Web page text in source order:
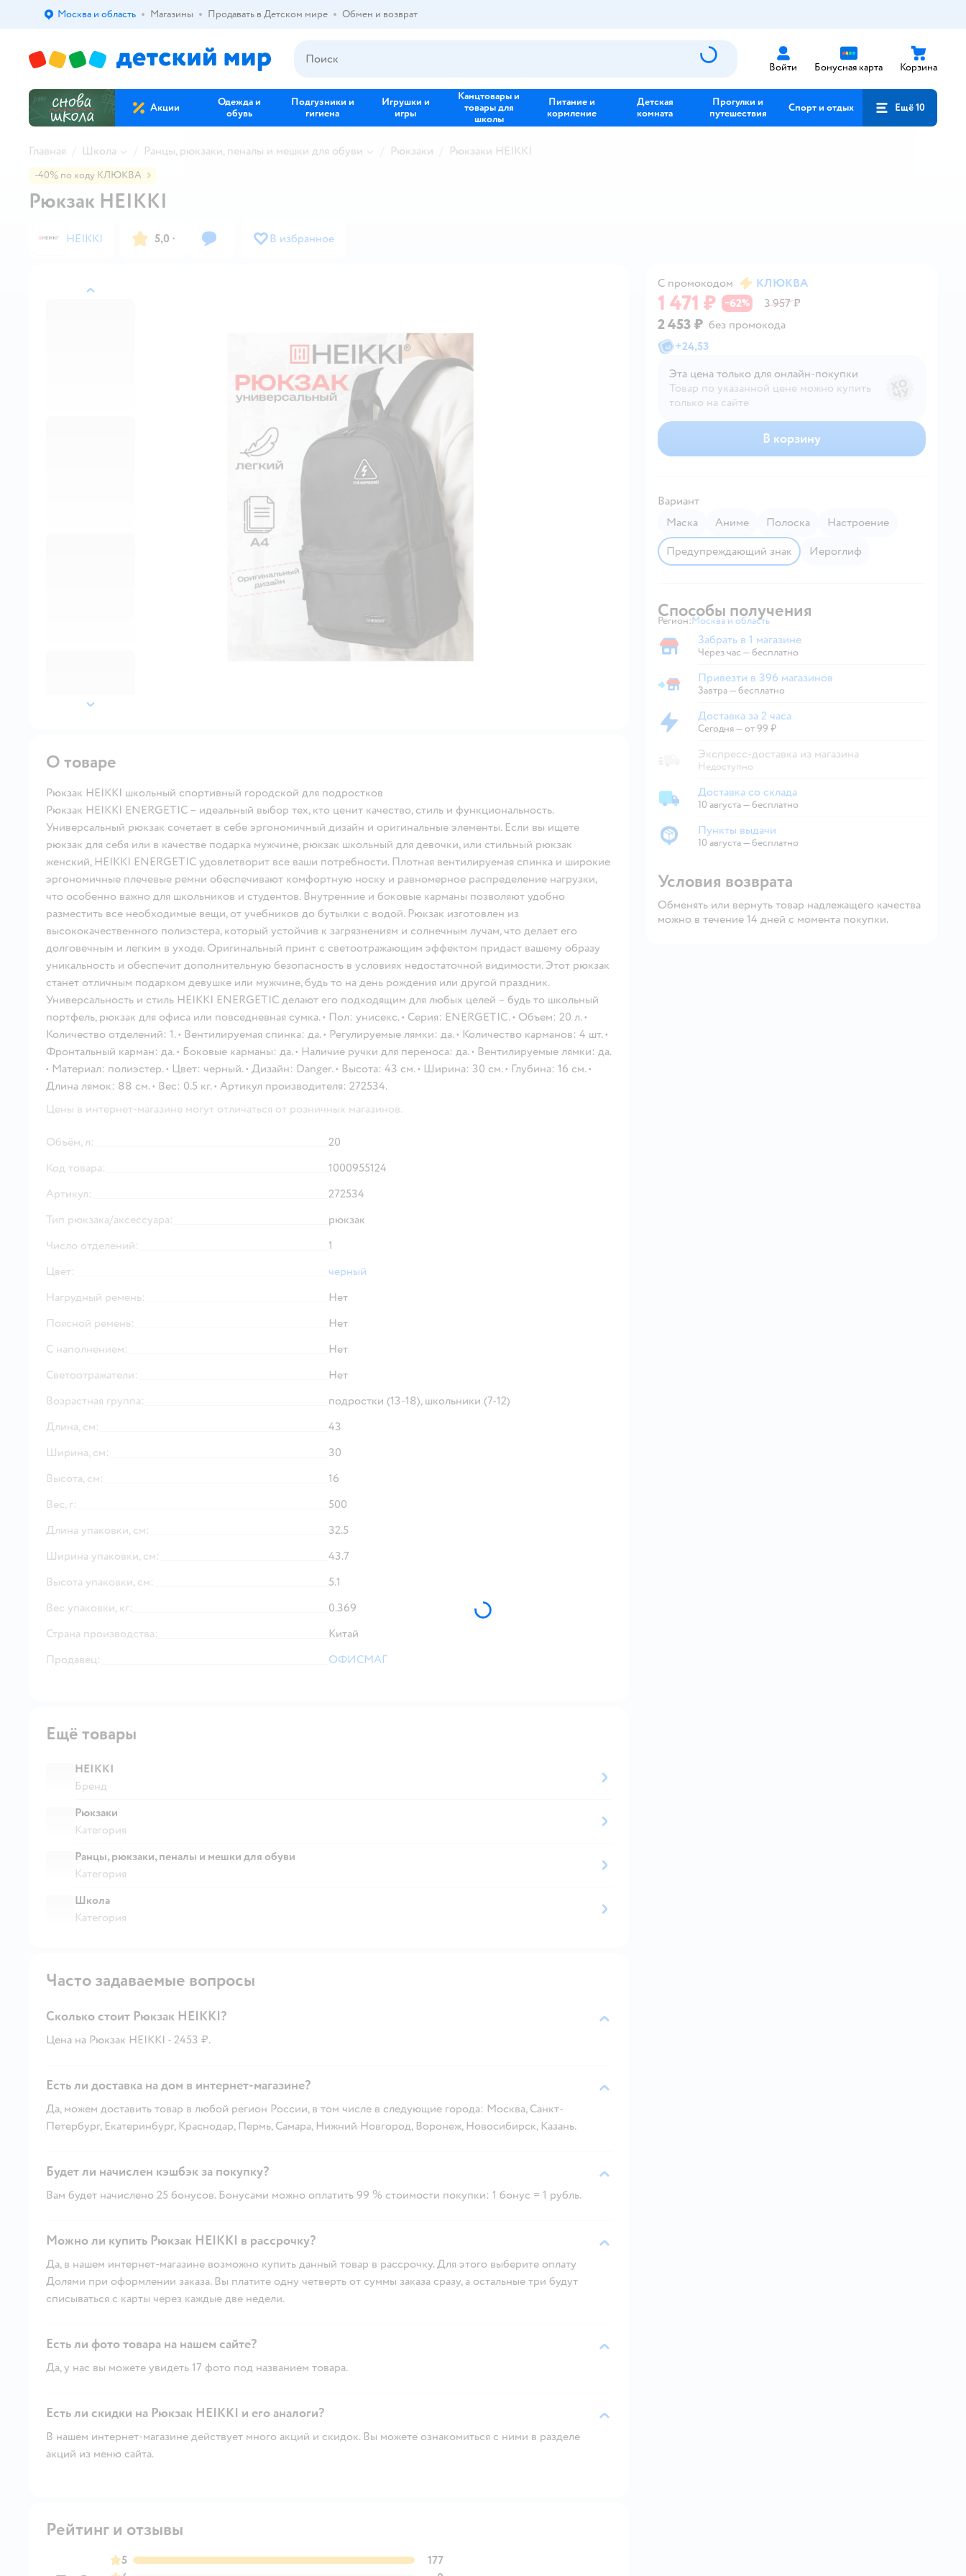
Выбор адреса доставки.
Москва и область Магазины Продавать в Детском мире Обмен и возврат
Войти Бонусная карта Корзина
Акции
Одежда и
обувь
Подгузники и
гигиена
Игрушки и
игры
Канцтовары и
товары для
школы
Питание и
кормление
Детская
комната
Прогулки и
путешествия
Спорт и отдых Ещё 10
Главная Школа Ранцы, рюкзаки, пеналы и мешки для обуви Рюкзаки Рюкзаки HEIKKI
назад
далее
-40% по коду КЛЮКВА
Рюкзак HEIKKI
HEIKKI 5,0 · В избранное
С промокодом КЛЮКВА
1 471 ₽ −62% 3 957 ₽
2 453 ₽ без промокода
+24,53
Эта цена только для онлайн‑покупки
Товар по указанной цене можно купить
только на сайте
В корзину
Вариант
Маска
Аниме Полоска
Настроение
Предупреждающий знак
Иероглиф
Способы получения
Регион: Выбор адреса доставки.
Москва и область
Забрать в магазине
Забрать в 1 магазине
Через час — бесплатно
Привезти в магазин
Привезти в 396 магазинов
Завтра—бесплатно
Доставка за 2 часа
Доставка за 2 часа
Сегодня—от 99 ₽
Экспресс-доставка из магазина
Недоступно
Доставка со склада
Доставка со склада
10 августа—бесплатно
Пункты выдачи
Пункты выдачи
10 августа—бесплатно
Условия возврата
Обменять или вернуть товар надлежащего качества
можно в течение 14 дней с момента покупки.
О товаре
Рюкзак HEIKKI школьный спортивный городской для подростков
Рюкзак HEIKKI ENERGETIC – идеальный выбор тех, кто ценит качество, стиль и функциональность.
Универсальный рюкзак сочетает в себе эргономичный дизайн и оригинальные элементы. Если вы ищете
рюкзак для себя или в качестве подарка мужчине, рюкзак школьный для девочки, или стильный рюкзак
женский, HEIKKI ENERGETIC удовлетворит все ваши потребности. Плотная вентилируемая спинка и широкие
эргономичные плечевые ремни обеспечивают комфортную носку и равномерное распределение нагрузки,
что особенно важно для школьников и студентов. Внутренние и боковые карманы позволяют удобно
разместить все необходимые вещи, от учебников до бутылки с водой. Рюкзак изготовлен из
высококачественного полиэстера, который устойчив к загрязнениям и солнечным лучам, что делает его
долговечным и легким в уходе. Оригинальный принт с светоотражающим эффектом придаст вашему образу
уникальность и обеспечит дополнительную безопасность в условиях недостаточной видимости. Этот рюкзак
станет отличным подарком девушке или мужчине, будь то на день рождения или другой праздник.
Универсальность и стиль HEIKKI ENERGETIC делают его подходящим для любых целей – будь то школьный
портфель, рюкзак для офиса или повседневная сумка. • Пол: унисекс. • Серия: ENERGETIC. • Объем: 20 л. •
Количество отделений: 1. • Вентилируемая спинка: да. • Регулируемые лямки: да. • Количество карманов: 4 шт. •
Фронтальный карман: да. • Боковые карманы: да. • Наличие ручки для переноса: да. • Вентилируемые лямки: да.
• Материал: полиэстер. • Цвет: черный. • Дизайн: Danger. • Высота: 43 см. • Ширина: 30 см. • Глубина: 16 см. •
Длина лямок: 88 см. • Вес: 0.5 кг. • Артикул производителя: 272534.
Цены в интернет-магазине могут отличаться от розничных магазинов.
Объём, л:
20
Код товара:
1000955124
Артикул:
272534
Тип рюкзака/аксессуара:
рюкзак
Число отделений:
1
Цвет:
черный
Нагрудный ремень:
Нет
Поясной ремень:
Нет
С наполнением:
Нет
Светоотражатели:
Нет
Возрастная группа:
подростки (13-18), школьники (7-12)
Длина, см:
43
Ширина, см:
30
Высота, см:
16
Вес, г:
500
Длина упаковки, см:
32.5
Ширина упаковки, см:
43.7
Высота упаковки, см:
5.1
Вес упаковки, кг:
0.369
Страна производства:
Китай
Продавец:
ОФИСМАГ
Ещё товары
HEIKKI
Бренд
Рюкзаки
Категория
Ранцы, рюкзаки, пеналы и мешки для обуви
Категория
Школа
Категория
Часто задаваемые вопросы
Сколько стоит Рюкзак HEIKKI?
Цена на Рюкзак HEIKKI - 2453 ₽.
Есть ли доставка на дом в интернет-магазине?
Да, можем доставить товар в любой регион России, в том числе в следующие города: Москва, Санкт-
Петербург, Екатеринбург, Краснодар, Пермь, Самара, Нижний Новгород, Воронеж, Новосибирск, Казань.
Будет ли начислен кэшбэк за покупку?
Вам будет начислено 25 бонусов. Бонусами можно оплатить 99 % стоимости покупки: 1 бонус = 1 рубль.
Можно ли купить Рюкзак HEIKKI в рассрочку?
Да, в нашем интернет-магазине возможно купить данный товар в рассрочку. Для этого выберите оплату
Долями при оформлении заказа. Вы платите одну четверть от суммы заказа сразу, а остальные три будут
списываться с карты через каждые две недели.
Есть ли фото товара на нашем сайте?
Да, у нас вы можете увидеть 17 фото под названием товара.
Есть ли скидки на Рюкзак HEIKKI и его аналоги?
В нашем интернет-магазине действует много акций и скидок. Вы можете ознакомиться с ними в разделе
акций из меню сайта.
Рейтинг и отзывы
5
177